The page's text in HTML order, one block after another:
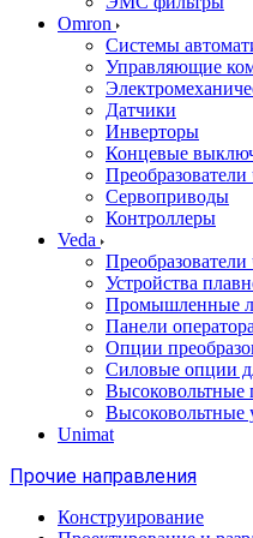
Omron
Системы
Управляющие
Датчики
Инверторы
Концевые
Преобразователи
Сервоприводы
Контроллеры
Veda
Устройства
Промышленные
Панели
Опции
Силовые опции
Высоковольтные
Высоковольтные
Unimat
Прочие направления
Конструирование